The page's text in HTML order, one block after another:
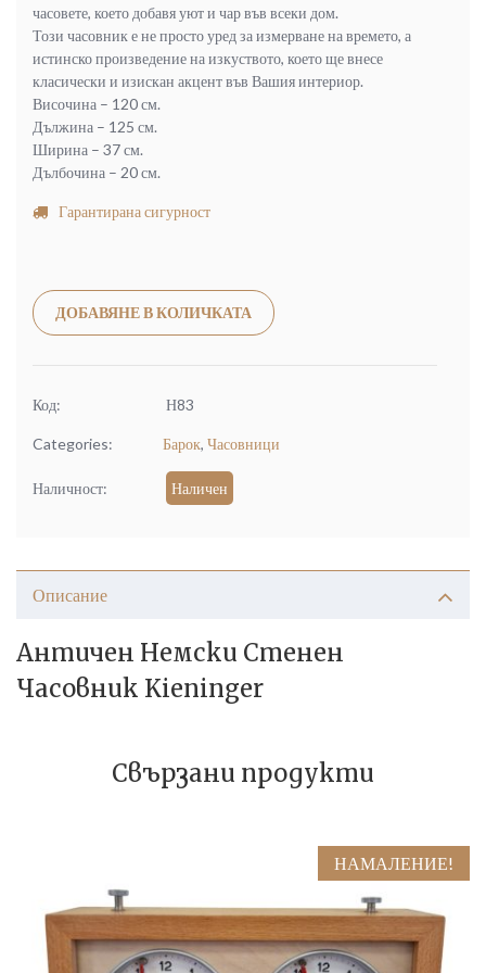
часовете, което добавя уют и чар във всеки дом.
Този часовник е не просто уред за измерване на времето, а
истинско произведение на изкуството, което ще внесе
класически и изискан акцент във Вашия интериор.
Височина – 120 см.
Дължина – 125 см.
Ширина – 37 см.
Дълбочина – 20 см.
Гарантирана сигурност
ДОБАВЯНЕ В КОЛИЧКАТА
Код: Н83
Categories: Барок, Часовници
Наличност: Наличен
Описание
Античен Немски Стенен
Часовник Kieninger
Свързани продукти
НАМАЛЕНИЕ!